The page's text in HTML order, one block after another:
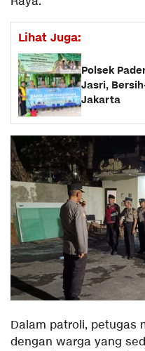
Lihat Juga:
Polsek
Jasri,
Jakarta
Dalam patroli, petugas
dengan warga yang